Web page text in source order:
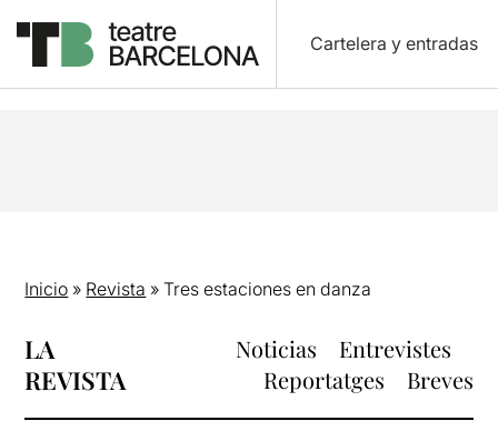
Cartelera y entradas
Inicio » Revista »Tres estaciones en danza
LA
REVISTA
Noticias
Entrevistes
Reportatges
Breves